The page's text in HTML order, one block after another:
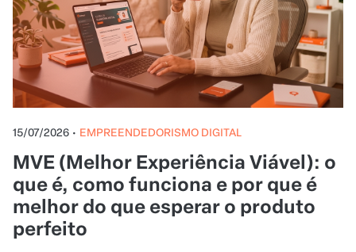
15/07/2026 • EMPREENDEDORISMO DIGITAL
MVE (Melhor Experiência Viável): o
que é, como funciona e por que é
melhor do que esperar o produto
perfeito